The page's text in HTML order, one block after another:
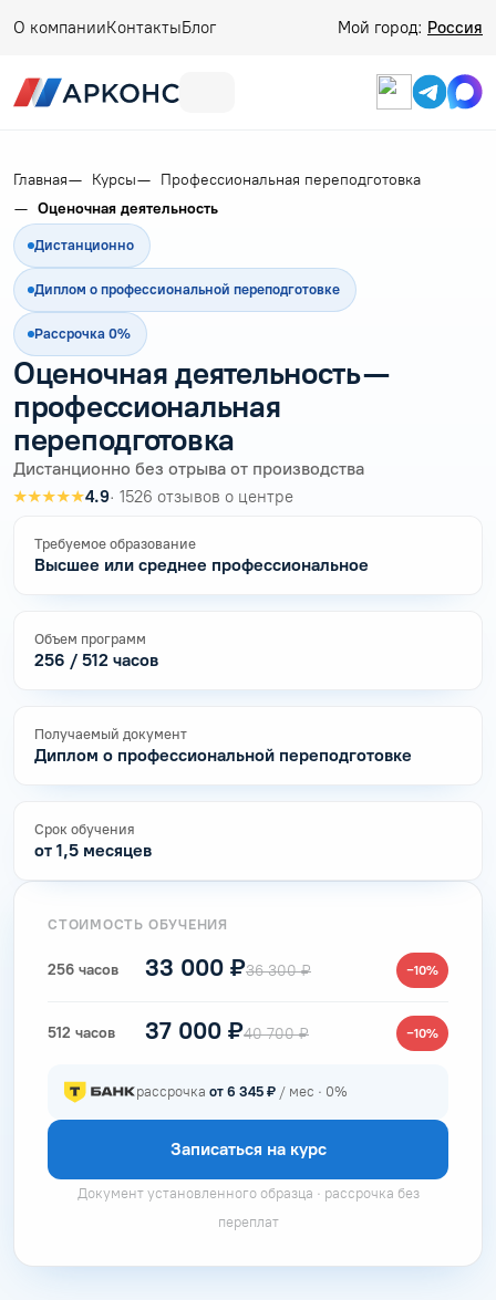
О компанииКонтактыБлог Мой город: Россия
Главная Курсы
Профессиональная переподготовка
Оценочная деятельность
Дистанционно
Диплом о профессиональной переподготовке
Рассрочка 0%
Оценочная деятельность —
профессиональная
переподготовка
Дистанционно без отрыва от производства
★★★★★4.9· 1526 отзывов о центре
Требуемое образование
Высшее или среднее профессиональное
Объем программ
256 / 512 часов
Получаемый документ
Диплом о профессиональной переподготовке
Срок обучения
от 1,5 месяцев
СТОИМОСТЬ ОБУЧЕНИЯ
256 часов 33 000 ₽36 300 ₽ −10%
512 часов 37 000 ₽40 700 ₽ −10%
рассрочка от 6 345 ₽ / мес · 0%
Записаться на курс
Документ установленного образца · рассрочка без
переплат